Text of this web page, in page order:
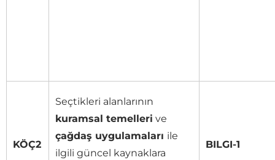
KÖÇ2
Seçtikleri alanlarının
kuramsal temelleri ve
çağdaş uygulamaları ile
ilgili güncel kaynaklara
BILGI-1